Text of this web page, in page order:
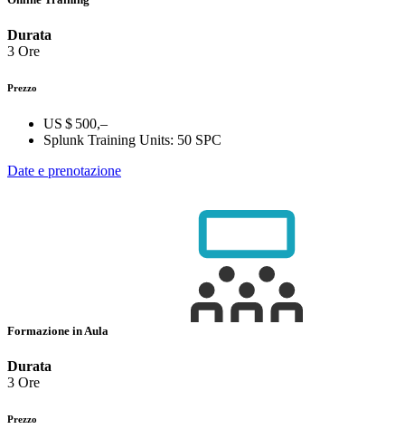
Durata
3 Ore
Prezzo
US $ 500,–
Splunk Training Units: 50 SPC
Date e prenotazione
Formazione in Aula
Durata
3 Ore
Prezzo